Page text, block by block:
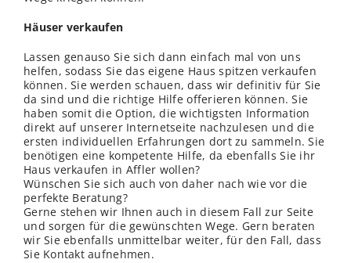
Häuser verkaufen
Lassen genauso Sie sich dann einfach mal von uns
helfen, sodass Sie das eigene Haus spitzen verkaufen
können. Sie werden schauen, dass wir definitiv für Sie
da sind und die richtige Hilfe offerieren können. Sie
haben somit die Option, die wichtigsten Information
direkt auf unserer Internetseite nachzulesen und die
ersten individuellen Erfahrungen dort zu sammeln. Sie
benötigen eine kompetente Hilfe, da ebenfalls Sie ihr
Haus verkaufen in Affler wollen?
Wünschen Sie sich auch von daher nach wie vor die
perfekte Beratung?
Gerne stehen wir Ihnen auch in diesem Fall zur Seite
und sorgen für die gewünschten Wege. Gern beraten
wir Sie ebenfalls unmittelbar weiter, für den Fall, dass
Sie Kontakt aufnehmen.